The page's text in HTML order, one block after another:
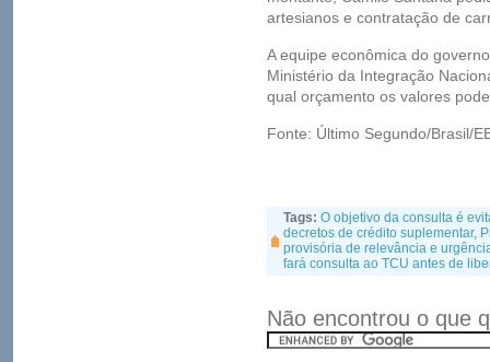
artesianos e contratação de
A equipe econômica do
Ministério da Integração
qual orçamento os valores
Fonte: Último Segundo/Brasil/
Tags: O objetivo da consulta é
decretos de crédito suplementar,
provisória de relevância e
fará consulta ao TCU antes de
Não encontrou o que